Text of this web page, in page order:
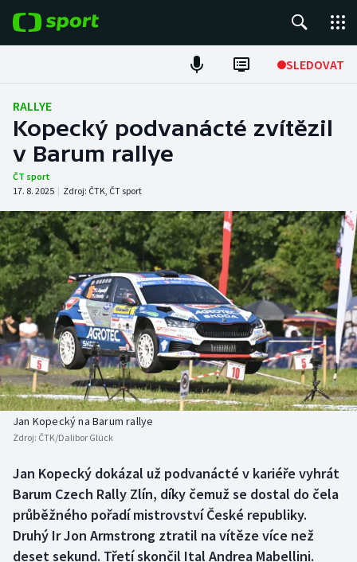
SLEDOVAT
Fotbal
Hokej
Tenis
Atletika
Cyklistika
DALŠÍ SPORTY
Americký fotbal
Baseball a softbal
Basketbal
Biatlon
Boby a skeleton
Box
Curling
NEPŘEHLÉDNĚTE
Soutěže
Historické návraty
Aplikace ČT sport
AZ kvíz
RALLYE
Kopecký podvanácté zvítězil
v Barum rallye
ČT sport
17. 8. 2025 | Zdroj: ČTK, ČT sport
Jan Kopecký na Barum rallye
Zdroj: ČTK/Dalibor Glück
Jan Kopecký dokázal už podvanácté v kariéře vyhrát
Barum Czech Rally Zlín, díky čemuž se dostal do čela
průběžného pořadí mistrovství České republiky.
Druhý Ir Jon Armstrong ztratil na vítěze více než
deset sekund. Třetí skončil Ital Andrea Mabellini.